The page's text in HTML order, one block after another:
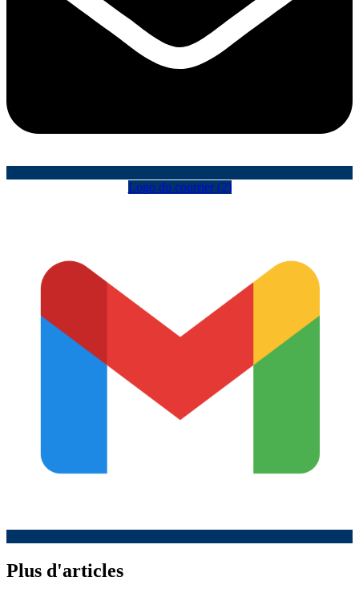
Logo du courrier (2)
Plus d'articles